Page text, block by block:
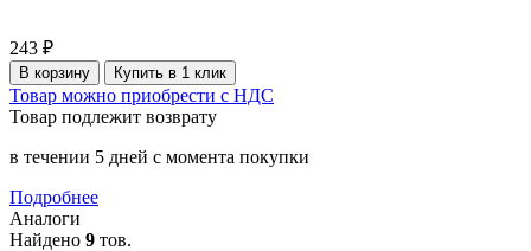
243 ₽
В корзину Купить в 1 клик
Товар можно приобрести с НДС
Товар подлежит возврату
в течении 5 дней с момента покупки
Подробнее
Аналоги
Найдено 9 тов.